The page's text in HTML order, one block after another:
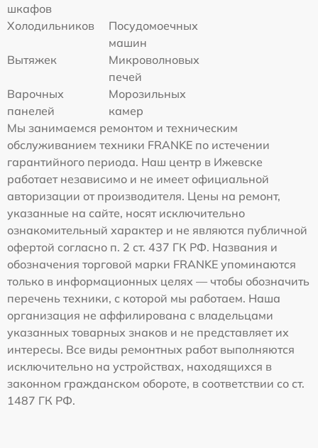
шкафов
Холодильников
Посудомоечных
машин
Вытяжек
Микроволновых
печей
Варочных
панелей
Морозильных
камер
Мы занимаемся ремонтом и техническим
обслуживанием техники FRANKE по истечении
гарантийного периода. Наш центр в Ижевске
работает независимо и не имеет официальной
авторизации от производителя. Цены на ремонт,
указанные на сайте, носят исключительно
ознакомительный характер и не являются публичной
офертой согласно п. 2 ст. 437 ГК РФ. Названия и
обозначения торговой марки FRANKE упоминаются
только в информационных целях — чтобы обозначить
перечень техники, с которой мы работаем. Наша
организация не аффилирована с владельцами
указанных товарных знаков и не представляет их
интересы. Все виды ремонтных работ выполняются
исключительно на устройствах, находящихся в
законном гражданском обороте, в соответствии со ст.
1487 ГК РФ.